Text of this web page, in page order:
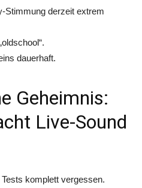
Stimmung derzeit extrem
dauerhaft.
Geheimnis:
Live-Sound
komplett vergessen.